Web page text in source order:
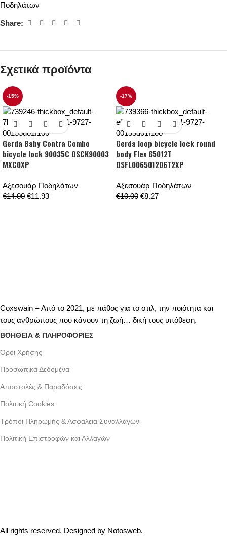
Ποδηλάτων
Share:
Σχετικά προϊόντα
-15%
Gerda Baby Contra Combo
bicycle lock 90035C OSCK90003
MXC0XP
Αξεσουάρ Ποδηλάτων
€14.00 €11.93
-17%
Gerda loop bicycle lock round
body Flex 65012T
OSFL006501206T2XP
Αξεσουάρ Ποδηλάτων
€10.00 €8.27
Coxswain – Από το 2021, με πάθος για το στιλ, την ποιότητα και
τους ανθρώπους που κάνουν τη ζωή… δική τους υπόθεση.
ΒΟΗΘΕΙΑ & ΠΛΗΡΟΦΟΡΙΕΣ
Όροι Xρήσης
Προσωπικά Δεδομένα
Αποστολές & Παραδόσεις
Πολιτική Cookies
Τρόποι Πληρωμής & Ασφάλεια Συναλλαγών
Πολιτική Επιστροφών και Αλλαγών
All rights reserved. Designed by Notosweb.